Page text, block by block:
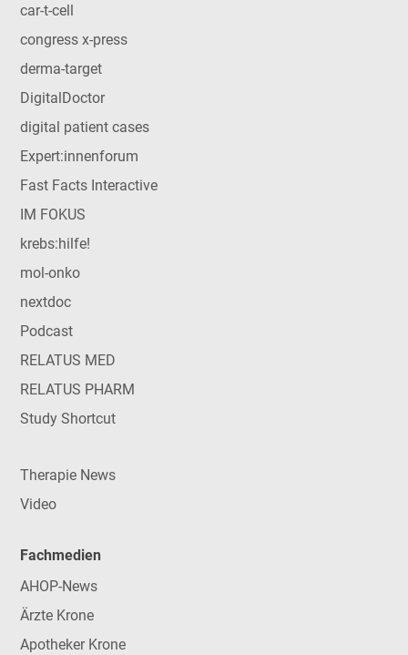
car-t-cell
congress x-press
derma-target
DigitalDoctor
digital patient cases
Expert:innenforum
Fast Facts Interactive
IM FOKUS
krebs:hilfe!
mol-onko
nextdoc
Podcast
RELATUS MED
RELATUS PHARM
Study Shortcut
Therapie News
Video
Fachmedien
AHOP-News
Ärzte Krone
Apotheker Krone